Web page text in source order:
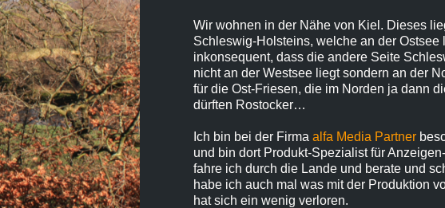
Wir wohnen in der Nähe von Kiel. Dieses
Schleswig-Holsteins, welche an der Ostsee
inkonsequent, dass die andere Seite
nicht an der Westsee liegt sondern an der
für die Ost-Friesen, die im Norden ja dann
dürften Rostocker…
Ich bin bei der Firmaalfa Media Partner
und bin dort Produkt-Spezialist für
fahre ich durch die Lande und berate und
habe ich auch mal was mit der Produktion
hat sich ein wenig verloren.